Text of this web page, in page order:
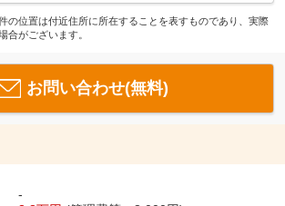
の位置は付近住所に所在することを表すものであり、実際
合がございます。
お問い合わせ(無料)
-